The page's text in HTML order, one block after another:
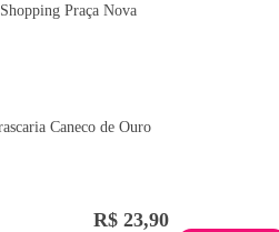
Praça Nova
Caneco de Ouro
R$ 23,90